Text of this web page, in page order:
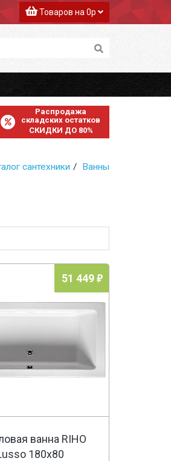
Товаров на 0р
Распродажа
складских остатков
СКИДКИ ДО 80%
сантехники Ванны
51 449
ванна RIHO
180x80